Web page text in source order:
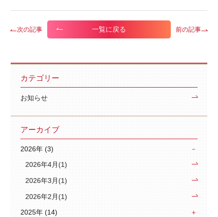
次の記事 一覧に戻る 前の記事
カテゴリー
お知らせ
アーカイブ
2026年 (3)
2026年4月(1)
2026年3月(1)
2026年2月(1)
2025年 (14)